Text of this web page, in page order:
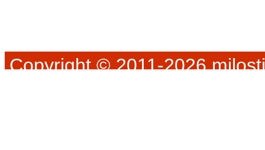
Copyright © 2011-2026